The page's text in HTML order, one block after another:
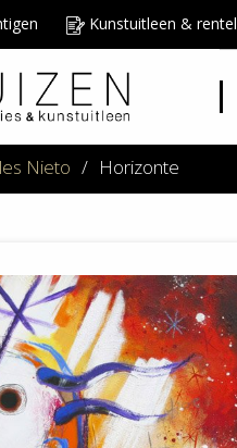
Kunstuitleen &
Nieto / Horizonte